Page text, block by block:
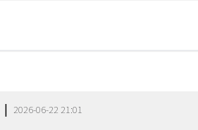
| 2026-06-22 21:01